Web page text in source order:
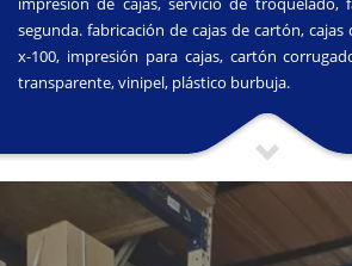
segunda. fabricación de cajas de cartón, cajas
x-100, impresión para cajas, cartón
transparente, vinipel, plástico burbuja.